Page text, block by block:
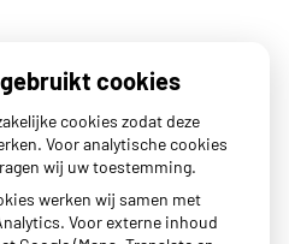
cookies
cookies zodat deze
Voor analytische cookies
wij uw toestemming.
werken wij samen met
Voor externe inhoud